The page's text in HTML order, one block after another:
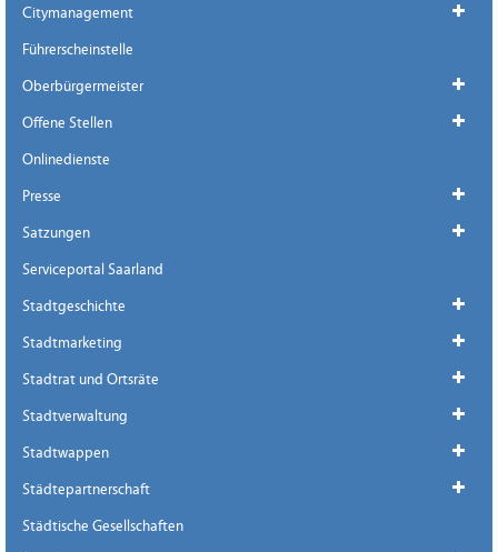
Citymanagement
Führerscheinstelle
Oberbürgermeister
Offene Stellen
Onlinedienste
Presse
Satzungen
Serviceportal Saarland
Stadtgeschichte
Stadtmarketing
Stadtrat und Ortsräte
Stadtverwaltung
Stadtwappen
Städtepartnerschaft
Städtische Gesellschaften